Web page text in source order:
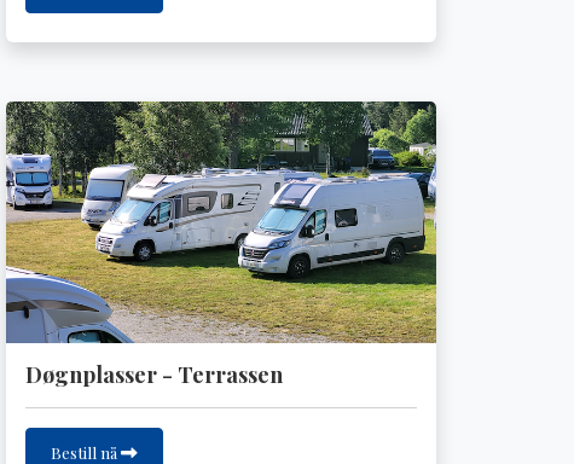
Døgnplasser - Terrassen
Bestill nå